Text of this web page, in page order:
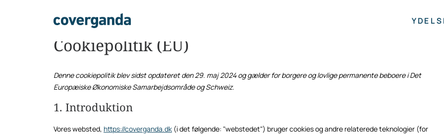
Cookiepolitik (EU)
Denne cookiepolitik blev sidst opdateret den 29. maj 2024 og gælder for borgere og lovlige permanente beboere i Det
Europæiske Økonomiske Samarbejdsområde og Schweiz.
1. Introduktion
Vores websted, https://coverganda.dk (i det følgende: "webstedet") bruger cookies og andre relaterede teknologier (for